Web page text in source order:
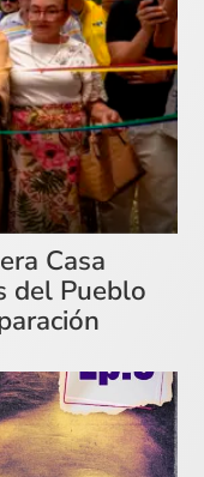
Casa
del Pueblo